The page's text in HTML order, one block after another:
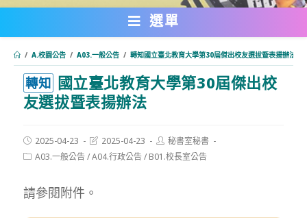
內
選單
/ A.校園公告 / A03.一般公告 / 轉知國立臺北教育大學第30屆傑出校友選拔暨表揚辦法
轉知 國立臺北教育大學第30屆傑出校
友選拔暨表揚辦法
Post
published:
2025-04-23
Post
modified:
2025-04-23
Post
author:
秘書室秘書
PostA03.一般公告/A04.行政公告/ B01.校長室公告
請參閱附件。